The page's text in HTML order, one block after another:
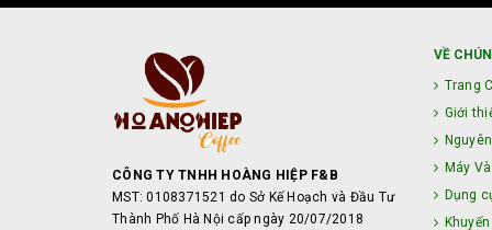
CÔNG TY TNHH HOÀNG HIỆP F&B
MST: 0108371521 do Sở Kế Hoạch và Đầu Tư
Thành Phố Hà Nội cấp ngày 20/07/2018
VỀ
Trang
Giới
Máy
Dụng